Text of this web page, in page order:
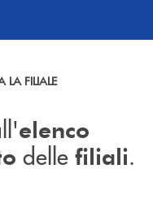
completo delle filiali .
LA FILIALE
elenco
delle filiali.